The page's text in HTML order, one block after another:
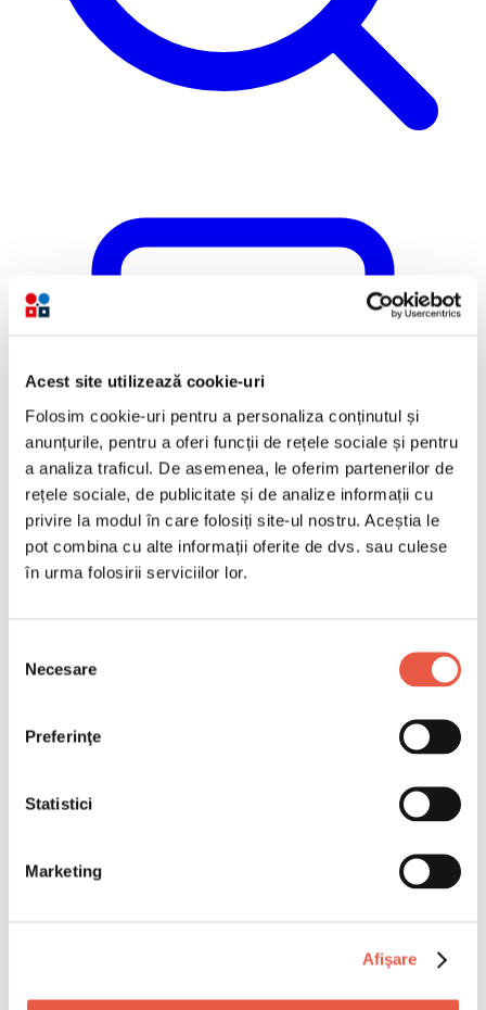
Acest site utilizează cookie-uri
Folosim cookie-uri pentru a personaliza conținutul și
anunțurile, pentru a oferi funcții de rețele sociale și pentru
a analiza traficul. De asemenea, le oferim partenerilor de
rețele sociale, de publicitate și de analize informații cu
privire la modul în care folosiți site-ul nostru. Aceștia le
pot combina cu alte informații oferite de dvs. sau culese
în urma folosirii serviciilor lor.
consimțământului
Necesare
Preferinţe
Statistici
Marketing
Afişare